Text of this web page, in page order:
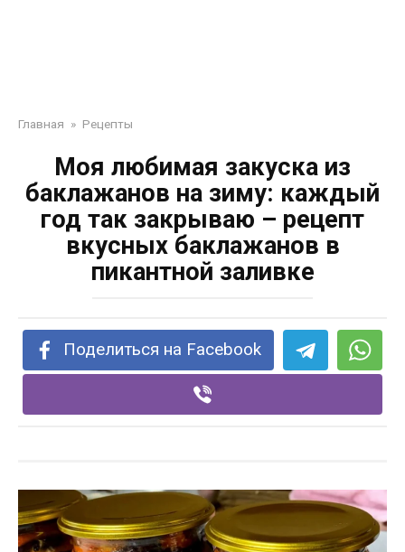
Главная » Рецепты
Моя любимая закуска из
баклажанов на зиму: каждый
год так закрываю – рецепт
вкусных баклажанов в
пикантной заливке
Поделиться на Facebook